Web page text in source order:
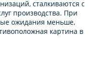
сталкиваются с
производства. При
ожидания меньше,
картина в